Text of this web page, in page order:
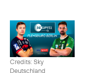
Credits: Sky
Deutschland